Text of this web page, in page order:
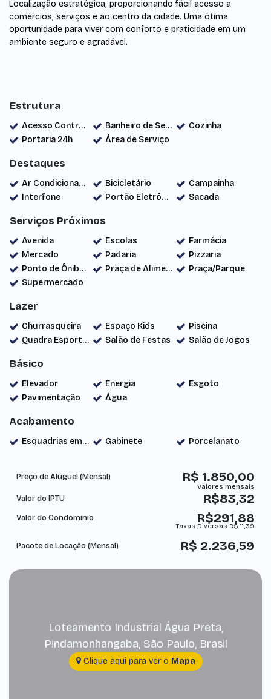
Localização estratégica, proporcionando fácil acesso a
comércios, serviços e ao centro da cidade. Uma ótima
oportunidade para viver com conforto e praticidade em um
ambiente seguro e agradável.
Estrutura
Acesso Controlado Banheiro de Serviço
Cozinha
Portaria 24h
Área de Serviço
Destaques
Ar Condicionado Bicicletário
Campainha
Interfone
Portão Eletrônico Sacada
Serviços Próximos
Avenida Escolas
Farmácia
Mercado
Padaria
Pizzaria
Ponto de Ônibus
Praça de Alimentação
Praça/Parque
Supermercado
Lazer
Churrasqueira Espaço Kids
Piscina
Quadra Esportiva
Salão de Festas Salão de Jogos
Básico
Elevador Energia
Esgoto
Pavimentação
Água
Acabamento
Esquadrias em Alumínio Gabinete Porcelanato
R$ 1.850,00
Preço de Aluguel (Mensal)
Valor do IPTU R$83,32
Valor do Condominio R$291,88
Taxas Diversas R$ 11,39
R$ 2.236,59
Pacote de Locação (Mensal)
Loteamento Industrial Água Preta,
Pindamonhangaba, São Paulo, Brasil
Clique aqui para ver o Mapa